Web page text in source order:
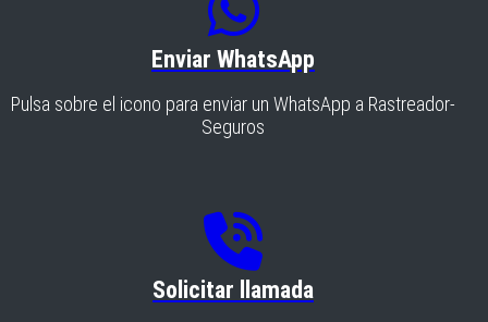
Enviar WhatsApp
Pulsa sobre el icono para enviar un WhatsApp a Rastreador-
Seguros
Solicitar llamada